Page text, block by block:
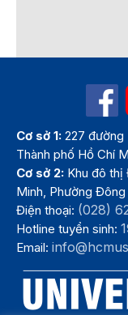
Cơ sở 1: 227 đường
Thành phố Hồ Chí
Cơ sở 2: Khu đô thị
Minh, Phường
Điện thoại: (028)
Hotline tuyển sinh:
Email: